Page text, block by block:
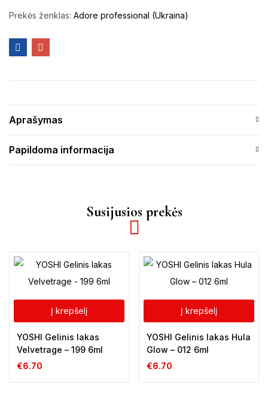
Prekės ženklas: Adore professional (Ukraina)
Aprašymas
Papildoma informacija
Susijusios prekės
Į krepšelį
YOSHI Gelinis lakas
Velvetrage – 199 6ml
€6.70
Į krepšelį
YOSHI Gelinis lakas Hula
Glow – 012 6ml
€6.70